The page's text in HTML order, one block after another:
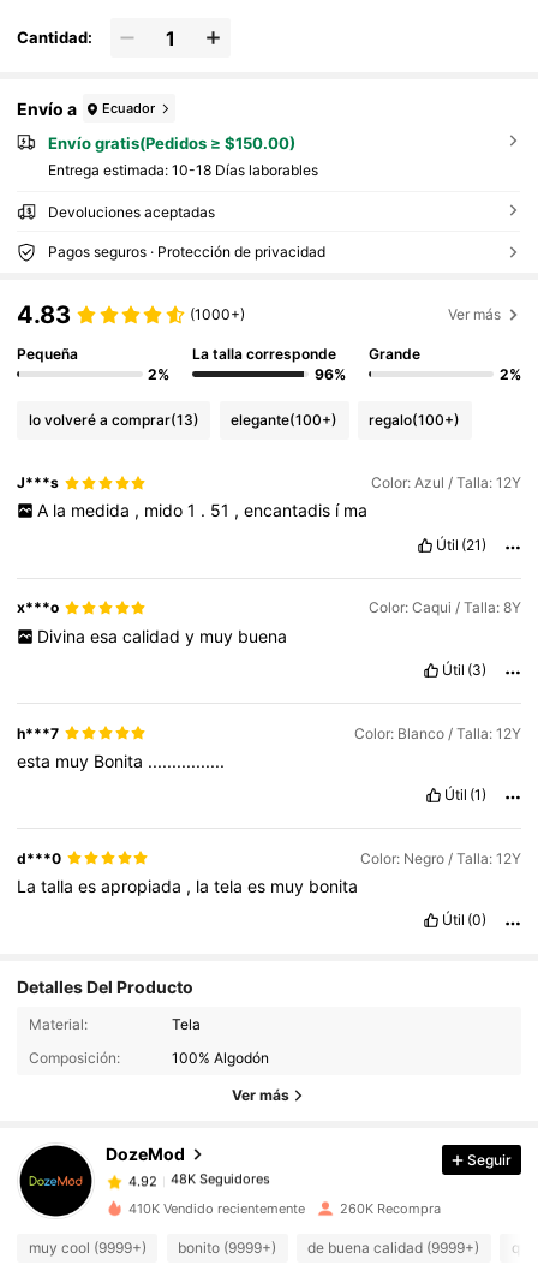
Cantidad:
Envío a Ecuador
Envío gratis(Pedidos ≥ $150.00)
Entrega estimada: 10-18 Días laborables
Devoluciones aceptadas
Pagos seguros · Protección de privacidad
4.83 (1000+) Ver más
Pequeña
2%
La talla corresponde
96%
Grande
2%
lo volveré a comprar(13) elegante(100+) regalo(100+)
J***s Color: Azul / Talla: 12Y
A la medida , mido 1 . 51 , encantadis í ma
Útil (21)
x***o Color: Caqui / Talla: 8Y
Divina esa calidad y muy buena
Útil (3)
h***7 Color: Blanco / Talla: 12Y
esta muy Bonita ................
Útil (1)
d***0 Color: Negro / Talla: 12Y
Latallaesapropiada , latelaes muy bonita
Útil (0)
Detalles Del Producto
Material:
Tela
Composición:
100% Algodón
Ver más
DozeMod
48K Seguidores
48K Seguidores
48K Seguidores
4.92
48K Seguidores
b***a
seguido
4.92
48K Seguidores
4.92 48K Seguidores
Seguir
410K Vendido recientemente 260K Recompra
muy cool (9999+) bonito (9999+) de buena calidad (9999+)